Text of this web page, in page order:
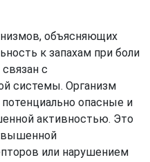
объясняющих
к запахам при боли
с
системы. Организм
опасные и
активностью. Это
или нарушением